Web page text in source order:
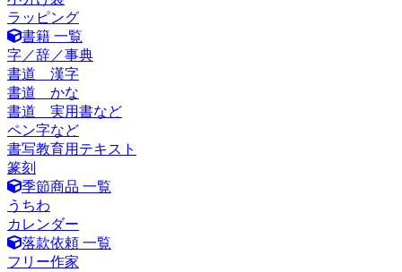
ラッピング
書籍 一覧
字／辞／事典
書道 漢字
書道 かな
書道 実用書など
ペン字など
書写教育用テキスト
篆刻
季節商品 一覧
うちわ
カレンダー
落款依頼 一覧
フリー作家